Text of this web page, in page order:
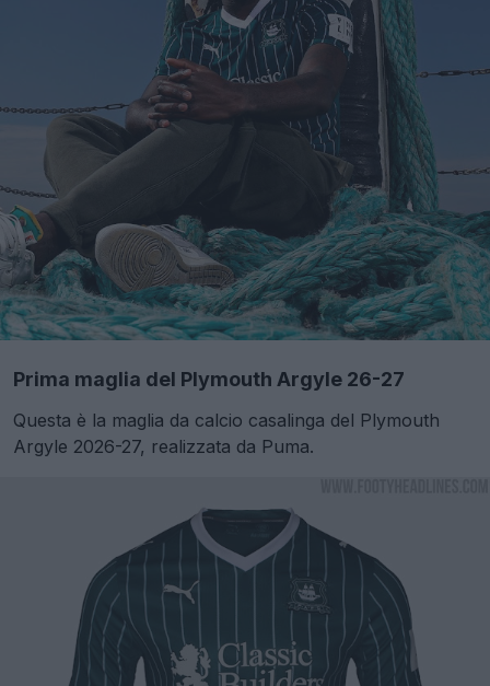
Prima maglia del Plymouth Argyle 26-27
Questa è la maglia da calcio casalinga del Plymouth
Argyle 2026-27, realizzata da Puma.